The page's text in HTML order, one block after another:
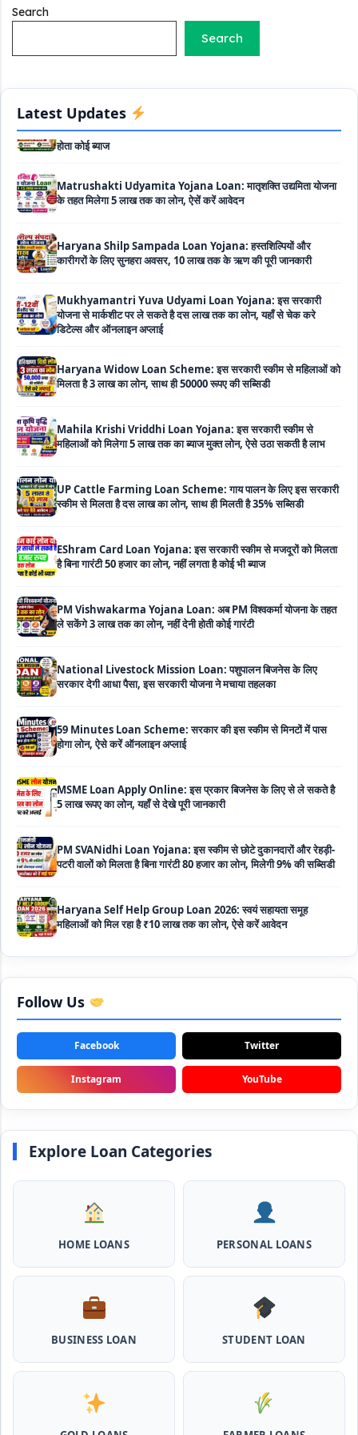
Search
Search
Latest Updates
निर्माण लोन योजना से मजदुर साथी ले सकते है दो लाख का लोन, 8 साल नहीं देना
होता कोई ब्याज
Matrushakti Udyamita Yojana Loan: मातृशक्ति उद्यमिता योजना
Haryana Shilp Sampada Loan Yojana: हस्तशिल्पियों और
Mukhyamantri Yuva Udyami Loan Yojana: इस सरकारी
Haryana Widow Loan Scheme: इस सरकारी स्कीम से महिलाओं को
Mahila Krishi Vriddhi Loan Yojana: इस सरकारी स्कीम से
UP Cattle Farming Loan Scheme: गाय पालन के लिए इस सरकारी
EShram Card Loan Yojana: इस सरकारी स्कीम से मजदूरों को मिलता
PM Vishwakarma Yojana Loan: अब PM विश्वकर्मा योजना के तहत
National Livestock Mission Loan: पशुपालन बिजनेस के लिए
59 Minutes Loan Scheme: सरकार की इस स्कीम से मिनटों में पास
MSME Loan Apply Online: इस प्रकार बिजनेस के लिए से ले सकते है
PM SVANidhi Loan Yojana: इस स्कीम से छोटे दुकानदारों और रेहड़ी-
Haryana Self Help Group Loan 2026: स्वयं सहायता समूह
Bakri Palan Loan Online Apply: अब बकरी पालन योजना के तहत ले
योजना के फॉर्म फिर से हुए शुरू, बिना गारंटी मिलता है 1 लाख से लेकर 10 लाख
तक का लोन
Mahila Samriddhi Loan Yojana: महिला समृद्धि योजना के तहत
महिलाओ को मिलता है पुरे 1 लाख का लोन, कम ब्याज के साथ तगड़ी सब्सिडी
NHFDC E-Rickshaw Loan Scheme Apply Online: अब ई-
सब्सिडी
स्कीम से गाय डेयरी के लिए मिलेगा तगड़ी सब्सिडी के साथ लोन, आप भी ऐसे उठा
SBI e-Mudra Loan Scheme: इस स्कीम से बेरोजगार युवाओं और छोटे
बिज़नेस को मिलता है आसान लोन, 5 साल में करना होता है भुगतान
स्कीम से पशु डेयरी खोलने के लिए मिलता है 5 लाख का लोन, 5 साल नहीं लगता
Shilpi Samridhi Loan Scheme: इस सरकारी योजना से गरीबों को
मिलता है 50 हजार से 5 लाख तक का लोन, लगता है कम ब्याज और 50%
Follow Us
Facebook Twitter
Instagram YouTube
Explore Loan Categories
HOME LOANS PERSONAL LOANS
BUSINESS LOAN STUDENT LOAN